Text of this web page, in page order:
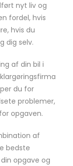
nyt liv og
fordel, hvis
hvis du
dig selv.
af din bil i
du for
problemer,
opgaven.
af
bedste
opgave og